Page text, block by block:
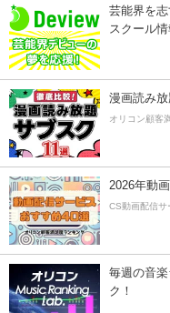
芸能界を
スクール
漫画読み放
オリコン顧客
2026年動
CS動画配信サ
毎週の音
ク！